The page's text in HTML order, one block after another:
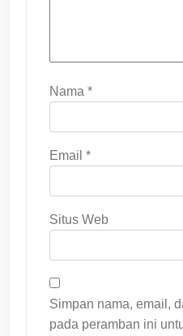
Nama *
Email *
Situs Web
Simpan nama, email,
pada peramban ini